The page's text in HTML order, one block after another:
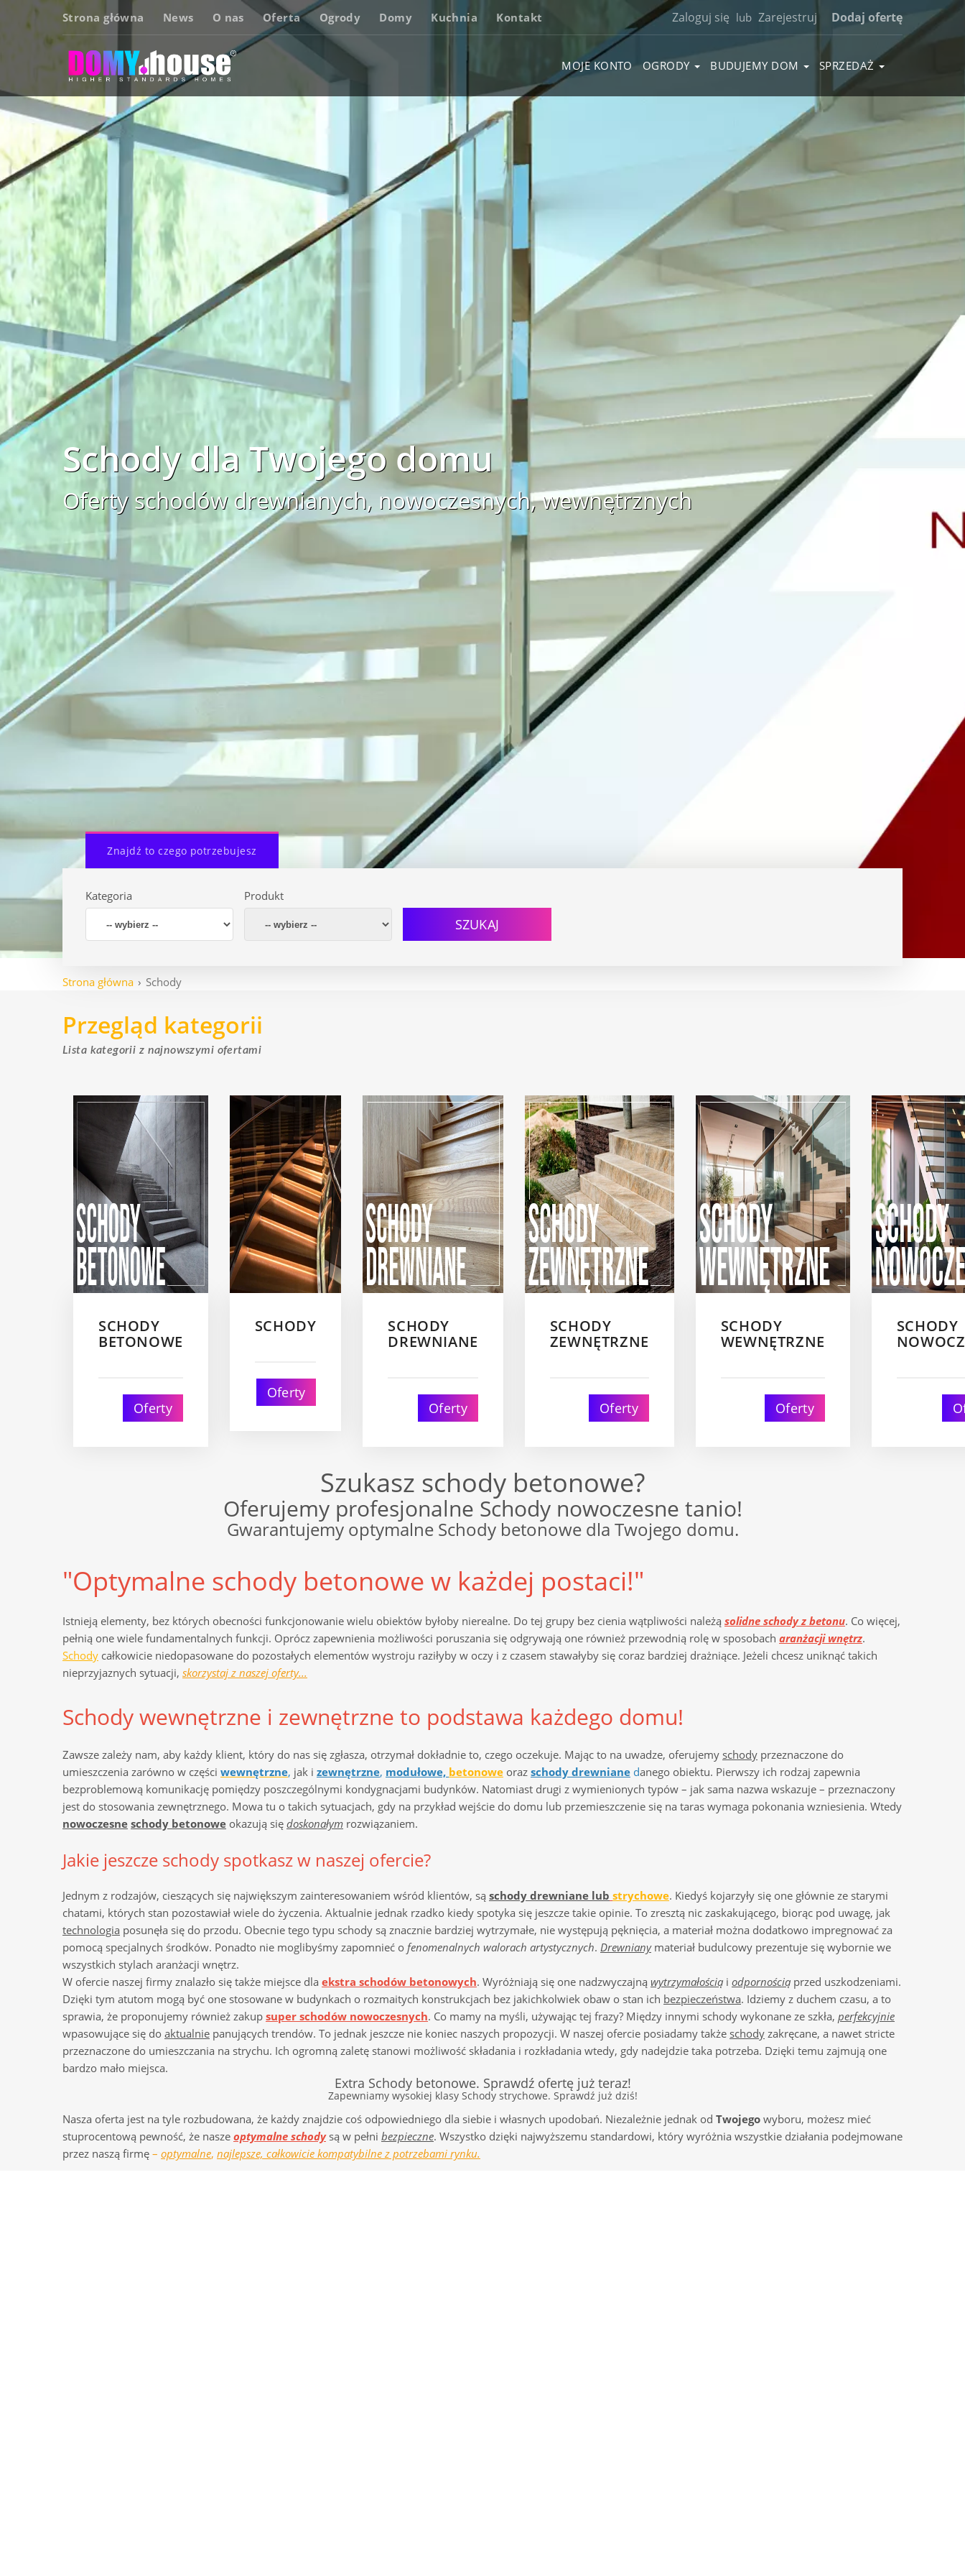
Strona główna News O nas Oferta Ogrody Domy Kuchnia Kontakt Zaloguj się lub Zarejestruj Dodaj ofertę
MOJE KONTO OGRODY BUDUJEMY DOM SPRZEDAŻ
Schody dla Twojego domu
Oferty schodów drewnianych, nowoczesnych, wewnętrznych
Znajdź to czego potrzebujesz
Kategoria Produkt
SZUKAJ
Strona główna Schody
Przegląd kategorii
Lista kategorii z najnowszymi ofertami
SCHODY
BETONOWE
Oferty
SCHODY
Oferty
SCHODY
DREWNIANE
Oferty
SCHODY
ZEWNĘTRZNE
Oferty
SCHODY
WEWNĘTRZNE
Oferty
SCHODY
Szukasz schody betonowe?
Oferujemy profesjonalne Schody nowoczesne tanio!
Gwarantujemy optymalne Schody betonowe dla Twojego domu.
"Optymalne schody betonowe w każdej postaci!"
Istnieją elementy, bez których obecności funkcjonowanie wielu obiektów byłoby nierealne. Do tej grupy bez cienia wątpliwości należą solidne schody z betonu. Co więcej,
pełnią one wiele fundamentalnych funkcji. Oprócz zapewnienia możliwości poruszania się odgrywają one również przewodnią rolę w sposobach aranżacji wnętrz.
Schody całkowicie niedopasowane do pozostałych elementów wystroju raziłyby w oczy i z czasem stawałyby się coraz bardziej drażniące. Jeżeli chcesz uniknąć takich
nieprzyjaznych sytuacji, skorzystaj z naszej oferty...
Schody wewnętrzne i zewnętrzne to podstawa każdego domu!
Zawsze zależy nam, aby każdy klient, który do nas się zgłasza, otrzymał dokładnie to, czego oczekuje. Mając to na uwadze, oferujemy schody przeznaczone do
umieszczenia zarówno w części wewnętrzne, jak i zewnętrzne, modułowe, betonowe oraz schody drewniane danego obiektu. Pierwszy ich rodzaj zapewnia
bezproblemową komunikację pomiędzy poszczególnymi kondygnacjami budynków. Natomiast drugi z wymienionych typów – jak sama nazwa wskazuje – przeznaczony
jest do stosowania zewnętrznego. Mowa tu o takich sytuacjach, gdy na przykład wejście do domu lub przemieszczenie się na taras wymaga pokonania wzniesienia. Wtedy
nowoczesne schody betonowe okazują się doskonałym rozwiązaniem.
Jakie jeszcze schody spotkasz w naszej ofercie?
Jednym z rodzajów, cieszących się największym zainteresowaniem wśród klientów, są schody drewniane lub strychowe. Kiedyś kojarzyły się one głównie ze starymi
chatami, których stan pozostawiał wiele do życzenia. Aktualnie jednak rzadko kiedy spotyka się jeszcze takie opinie. To zresztą nic zaskakującego, biorąc pod uwagę, jak
technologia posunęła się do przodu. Obecnie tego typu schody są znacznie bardziej wytrzymałe, nie występują pęknięcia, a materiał można dodatkowo impregnować za
pomocą specjalnych środków. Ponadto nie moglibyśmy zapomnieć o fenomenalnych walorach artystycznych. Drewnianymateriał budulcowy prezentuje się wybornie we
wszystkich stylach aranżacji wnętrz.
W ofercie naszej firmy znalazło się także miejsce dla ekstra schodów betonowych. Wyróżniają się one nadzwyczajną wytrzymałością i odpornością przed uszkodzeniami.
Dzięki tym atutom mogą być one stosowane w budynkach o rozmaitych konstrukcjach bez jakichkolwiek obaw o stan ich bezpieczeństwa. Idziemy z duchem czasu, a to
sprawia, że proponujemy również zakup super schodów nowoczesnych. Co mamy na myśli, używając tej frazy? Między innymi schody wykonane ze szkła, perfekcyjnie
wpasowujące się do aktualnie panujących trendów. To jednak jeszcze nie koniec naszych propozycji. W naszej ofercie posiadamy także schody zakręcane, a nawet stricte
przeznaczone do umieszczania na strychu. Ich ogromną zaletę stanowi możliwość składania i rozkładania wtedy, gdy nadejdzie taka potrzeba. Dzięki temu zajmują one
bardzo mało miejsca.
Extra Schody betonowe. Sprawdź ofertę już teraz!
Zapewniamy wysokiej klasy Schody strychowe. Sprawdź już dziś!
Nasza oferta jest na tyle rozbudowana, że każdy znajdzie coś odpowiedniego dla siebie i własnych upodobań. Niezależnie jednak od Twojego wyboru, możesz mieć
stuprocentową pewność, że nasze optymalne schodysą w pełni bezpieczne. Wszystko dzięki najwyższemu standardowi, który wyróżnia wszystkie działania podejmowane
przez naszą firmę – optymalne, najlepsze, całkowicie kompatybilne z potrzebami rynku.